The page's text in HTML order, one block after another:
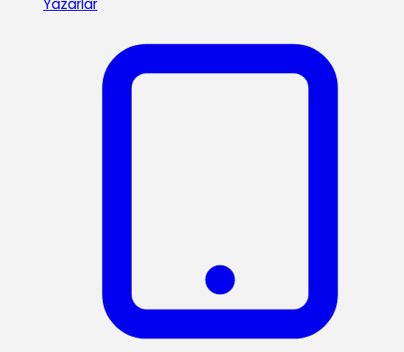
Yazarlar